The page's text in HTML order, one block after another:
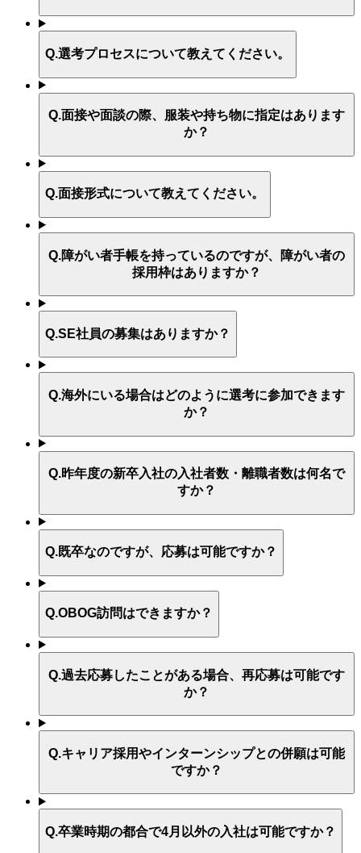
Q.選考プロセスについて教えてください。
Q.面接や面談の際、服装や持ち物に指定はあります
か？
Q.面接形式について教えてください。
Q.障がい者手帳を持っているのですが、障がい者の
採用枠はありますか？
Q.SE社員の募集はありますか？
Q.海外にいる場合はどのように選考に参加できます
か？
Q.昨年度の新卒入社の入社者数・離職者数は何名で
すか？
Q.既卒なのですが、応募は可能ですか？
Q.OBOG訪問はできますか？
Q.過去応募したことがある場合、再応募は可能です
か？
Q.キャリア採用やインターンシップとの併願は可能
ですか？
Q.卒業時期の都合で4月以外の入社は可能ですか？